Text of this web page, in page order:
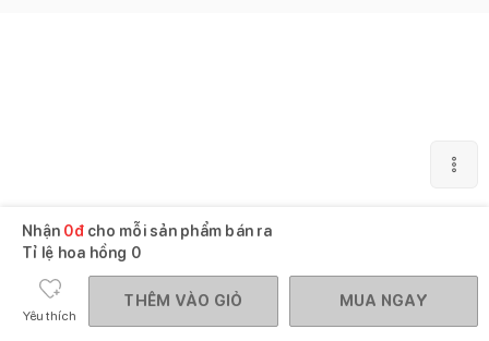
Nhận 0đcho mỗi sản phẩm bán ra
Tỉ lệ hoa hồng 0
Yêu thích
THÊM VÀO GIỎ MUA NGAY